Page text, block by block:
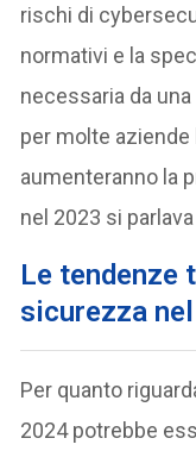
rischi di
normativi e la
necessaria da
per molte aziende
aumenteranno la
nel 2023 si
Le tendenze
sicurezza
Per quanto
2024 potrebbe